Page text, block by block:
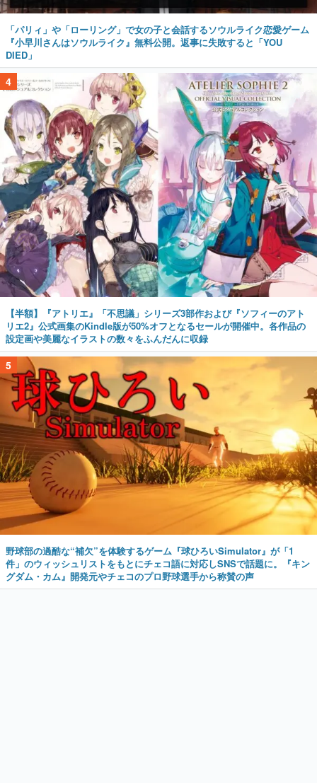
「パリィ」や「ローリング」で女の子と会話するソウルライク恋愛ゲーム
『小早川さんはソウルライク』無料公開。返事に失敗すると「YOU
DIED」
4
【半額】『アトリエ』「不思議」シリーズ3部作および『ソフィーのアト
リエ2』公式画集のKindle版が50%オフとなるセールが開催中。各作品の
設定画や美麗なイラストの数々をふんだんに収録
5
野球部の過酷な“補欠”を体験するゲーム『球ひろいSimulator』が「1
件」のウィッシュリストをもとにチェコ語に対応しSNSで話題に。『キン
グダム・カム』開発元やチェコのプロ野球選手から称賛の声